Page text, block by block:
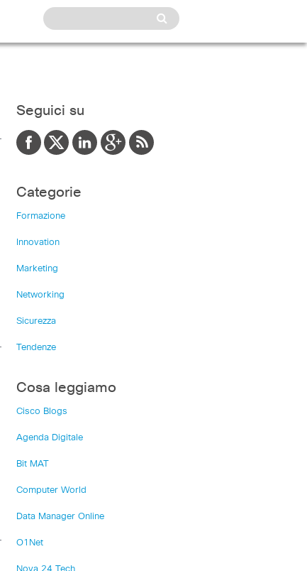
Seguici su
Categorie
Formazione
Innovation
Marketing
Networking
Sicurezza
Tendenze
Cosa leggiamo
Cisco Blogs
Agenda Digitale
Bit MAT
Computer World
Data Manager Online
O1Net